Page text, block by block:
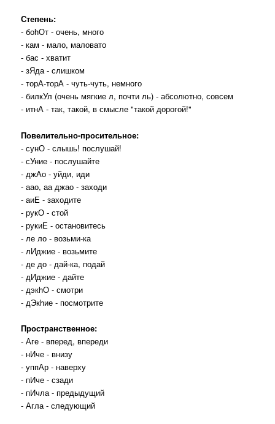
Степень:
- боhОт - очень, много
- кам - мало, маловато
- бас - хватит
- зЯда - слишком
- торА-торА - чуть-чуть, немного
- билкУл (очень мягкие л, почти ль) - абсолютно, совсем
- итнА - так, такой, в смысле "такой дорогой!"
Повелительно-просительное:
- сунО - слышь! послушай!
- сУние - послушайте
- джАо - уйди, иди
- аао, аа джао - заходи
- аиЕ - заходите
- рукО - стой
- рукиЕ - остановитесь
- ле ло - возьми-ка
- лИджие - возьмите
- де до - дай-ка, подай
- дИджие - дайте
- дэкhО - смотри
- дЭкhие - посмотрите
Пространственное:
- Аге - вперед, впереди
- нИче - внизу
- уппАр - наверху
- пИче - сзади
- пИчла - предыдущий
- Агла - следующий